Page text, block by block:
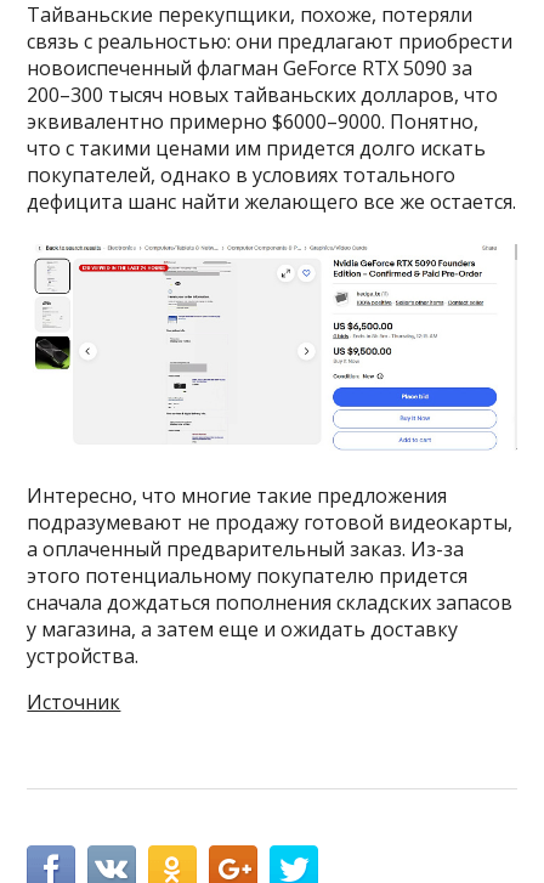
Тайваньские перекупщики, похоже, потеряли
связь с реальностью: они предлагают приобрести
новоиспеченный флагман GeForce RTX 5090 за
200–300 тысяч новых тайваньских долларов, что
эквивалентно примерно $6000–9000. Понятно,
что с такими ценами им придется долго искать
покупателей, однако в условиях тотального
дефицита шанс найти желающего все же остается.
Интересно, что многие такие предложения
подразумевают не продажу готовой видеокарты,
а оплаченный предварительный заказ. Из-за
этого потенциальному покупателю придется
сначала дождаться пополнения складских запасов
у магазина, а затем еще и ожидать доставку
устройства.
Источник